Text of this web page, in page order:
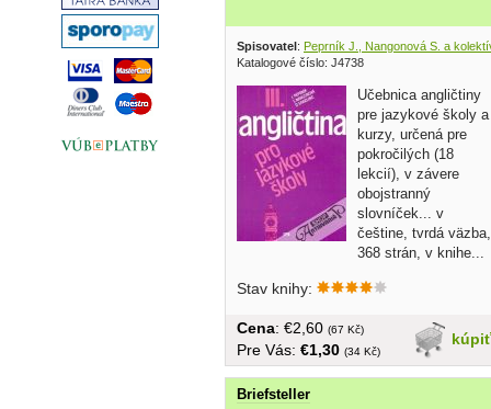
Spisovatel: Peprník J., Nangonová S. a
Katalogové číslo: J4738
Učebnica angličtiny
pre jazykové školy a
kurzy, určená pre
pokročilých (18
lekcií), v závere
obojstranný
slovníček... v
češtine, tvrdá väzba,
368 strán, v knihe...
Stav knihy:
kúpiť
Cena: €2,60 (67 Kč)
Pre Vás: €1,30 (34 Kč)
Briefsteller